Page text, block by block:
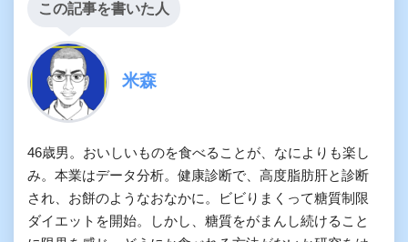
この記事を書いた人
米森
46歳男。おいしいものを食べることが、なによりも楽し
み。本業はデータ分析。健康診断で、高度脂肪肝と診断
され、お餅のようなおなかに。ビビりまくって糖質制限
ダイエットを開始。しかし、糖質をがまんし続けること